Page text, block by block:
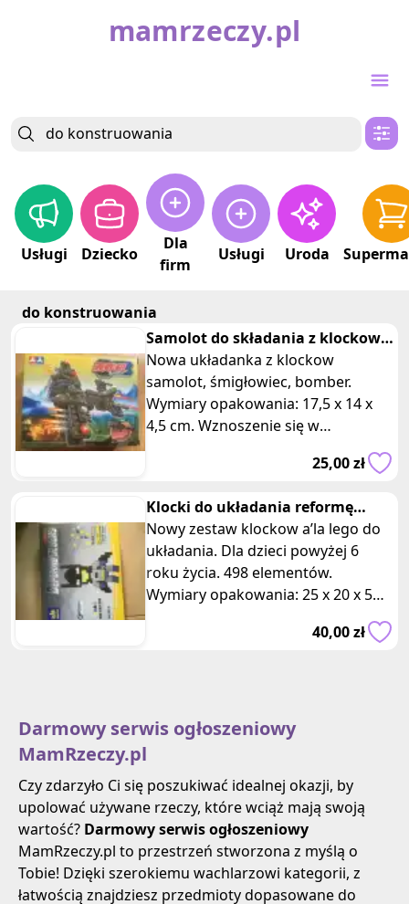
mamrzeczy.pl
Usługi Dziecko
Dla
firm
Usługi Uroda
do konstruowania
Samolot do składania z klockow
śmigłowiec bomber
Nowa układanka z klockow
samolot, śmigłowiec, bomber.
Wymiary opakowania: 17,5 x 14 x
4,5 cm. Wznoszenie się w
powietrze, mocne silniki pracujące
25,00 zł
Klocki do układania reformę
blocks
Nowy zestaw klockow a’la lego do
układania. Dla dzieci powyżej 6
roku życia. 498 elementów.
Wymiary opakowania: 25 x 20 x 5
40,00 zł
Darmowy serwis ogłoszeniowy
MamRzeczy.pl
Czy zdarzyło Ci się poszukiwać idealnej okazji, by
upolować używane rzeczy, które wciąż mają swoją
wartość? Darmowy serwis ogłoszeniowy
MamRzeczy.pl to przestrzeń stworzona z myślą o
Tobie! Dzięki szerokiemu wachlarzowi kategorii, z
łatwością znajdziesz przedmioty dopasowane do